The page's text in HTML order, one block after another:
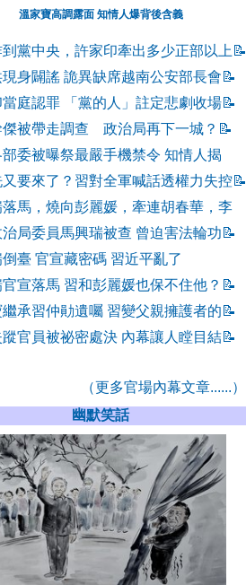
溫家寶高調露面 知情人爆背後含義
黨中央，許家印牽出多少正部以上 📝
現身闢謠 詭異缺席越南公安部長會 📝
庭認罪 「黨的人」註定悲劇收場📝
傑被帶走調查 政治局再下一城？ 📝
委被曝祭最嚴手機禁令 知情人揭
又要來了？習對全軍喊話透權力失控📝
落馬，燒向彭麗媛，牽連胡春華，李
局委員馬興瑞被查 曾迫害法輪功 📝
臺 官宣藏密碼 習近平亂了
宣落馬 習和彭麗媛也保不住他？ 📝
承習仲勛遺囑 習變父親擁護者的 📝
蹤官員被祕密處決 內幕讓人瞠目結📝
（更多官場內幕文章......）
幽默笑話